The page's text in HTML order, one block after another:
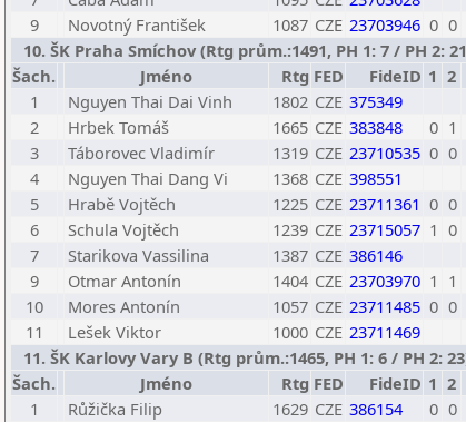
9
Novotný František 1087 CZE 23703946 0 0
10. ŠK Praha Smíchov (Rtg prům.:1491, PH 1: 7 / PH 2:
Šach.
Jméno Rtg FED FideID 1 2
1
Nguyen Thai Dai Vinh 1802 CZE 375349
2
Hrbek Tomáš 1665 CZE 383848 0 1
3
Táborovec Vladimír 1319 CZE 23710535 0 0
4
Nguyen Thai Dang Vi 1368 CZE 398551
5
Hrabě Vojtěch 1225 CZE 23711361 0 0
6
Schula Vojtěch 1239 CZE 23715057 1 0
7
Starikova Vassilina 1387 CZE 386146
9
Otmar Antonín 1404 CZE 23703970 1 1
10
Mores Antonín 1057 CZE 23711485 0 0
11
Lešek Viktor 1000 CZE 23711469
11. ŠK Karlovy Vary B (Rtg prům.:1465, PH 1: 6 / PH 2:
Šach.
Jméno Rtg FED FideID 1 2
1
Růžička Filip 1629 CZE 386154 0 0